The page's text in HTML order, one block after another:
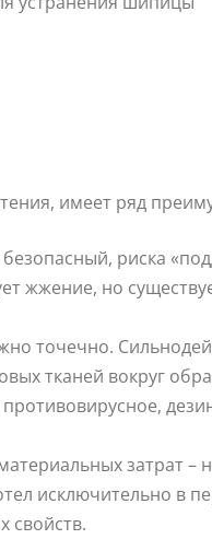
имеет ряд
риска
жжение, но
точечно.
тканей вокруг
противовирусное,
затрат –
исключительно в
свойств.